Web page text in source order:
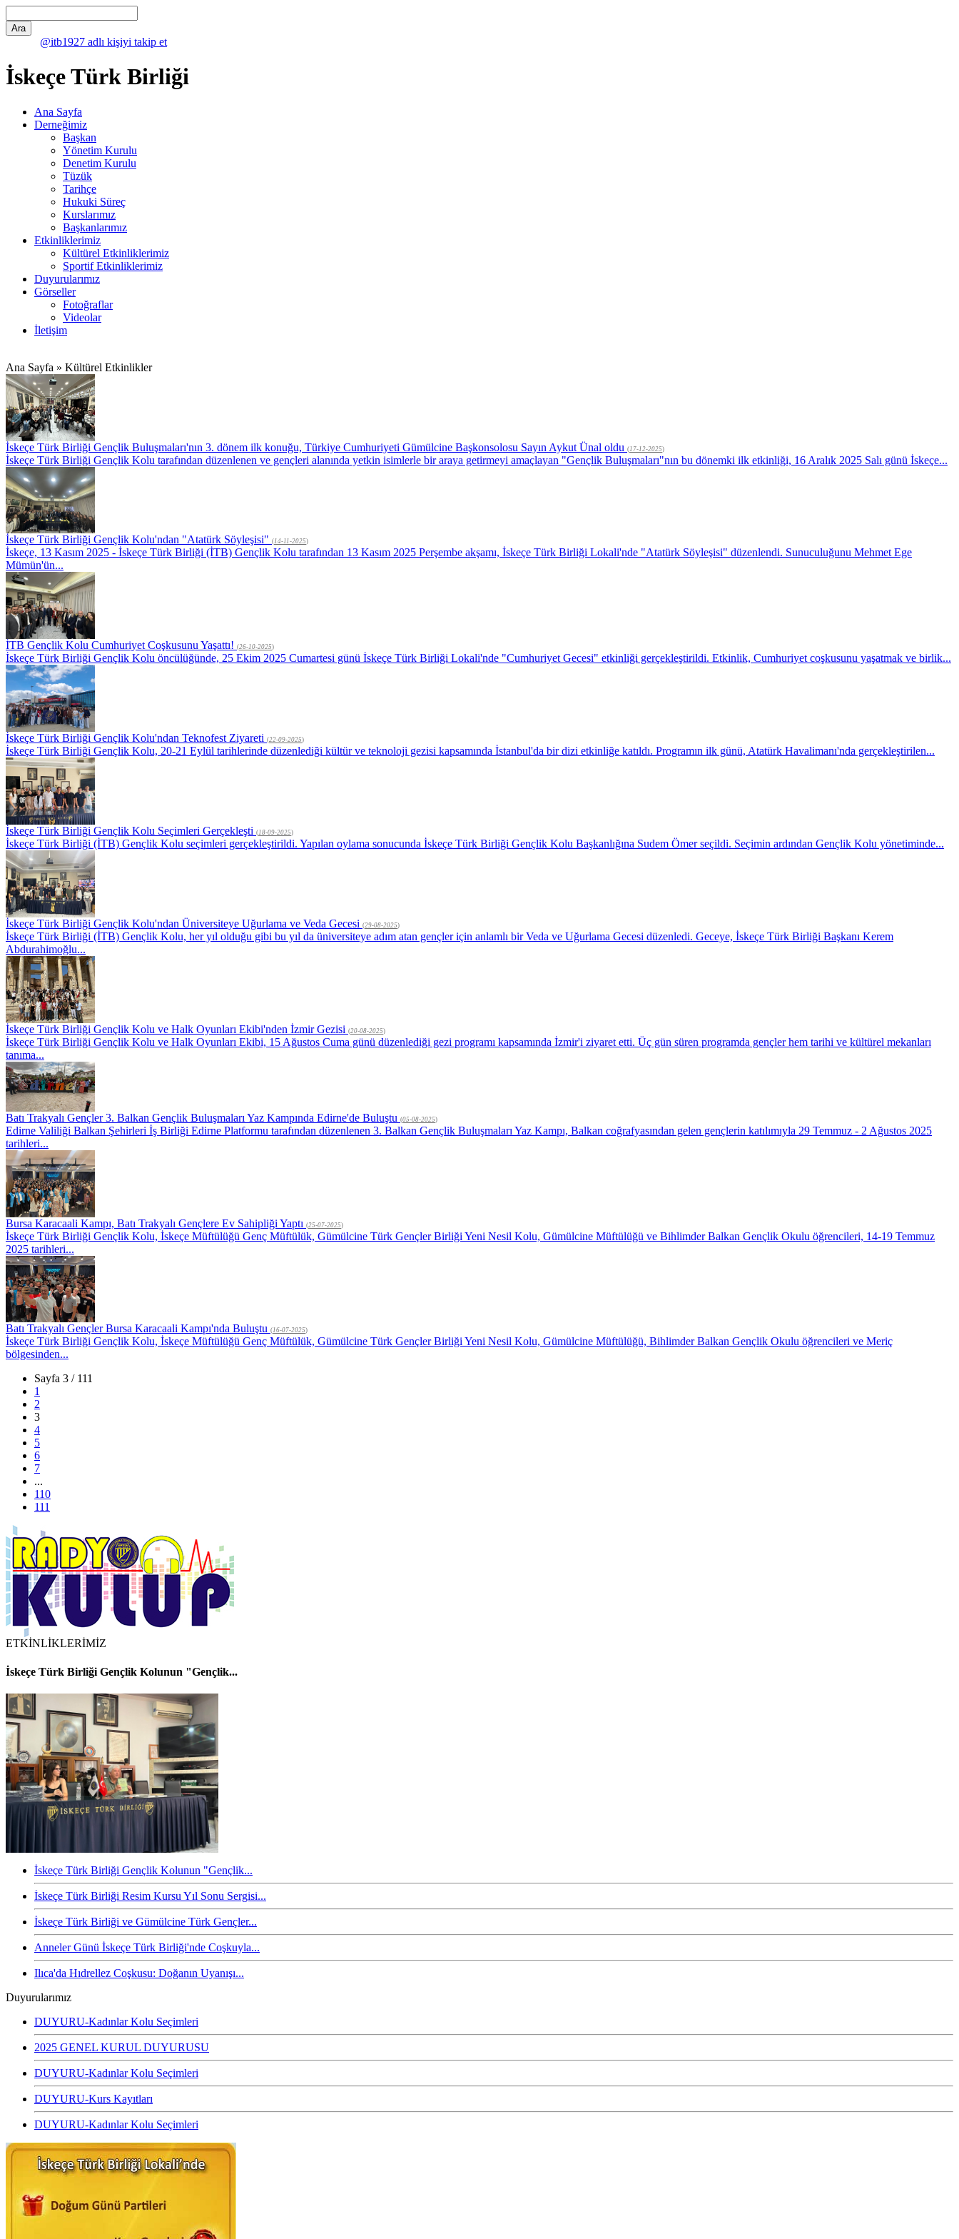
@itb1927 adlı kişiyi takip et
İskeçe Türk Birliği
Ana Sayfa
Derneğimiz
Başkan
Yönetim Kurulu
Denetim Kurulu
Tüzük
Tarihçe
Hukuki Süreç
Kurslarımız
Başkanlarımız
Etkinliklerimiz
Kültürel Etkinliklerimiz
Sportif Etkinliklerimiz
Duyurularımız
Görseller
Fotoğraflar
Videolar
İletişim
Ana Sayfa » Kültürel Etkinlikler
İskeçe Türk Birliği Gençlik Buluşmaları'nın 3. dönem ilk konuğu, Türkiye Cumhuriyeti Gümülcine Başkonsolosu Sayın Aykut Ünal oldu (17-12-2025)
İskeçe Türk Birliği Gençlik Kolu tarafından düzenlenen ve gençleri alanında yetkin isimlerle bir araya getirmeyi amaçlayan "Gençlik Buluşmaları"nın bu dönemki ilk etkinliği, 16 Aralık 2025 Salı günü İskeçe...
İskeçe Türk Birliği Gençlik Kolu'ndan "Atatürk Söyleşisi" (14-11-2025)
İskeçe, 13 Kasım 2025 - İskeçe Türk Birliği (İTB) Gençlik Kolu tarafından 13 Kasım 2025 Perşembe akşamı, İskeçe Türk Birliği Lokali'nde "Atatürk Söyleşisi" düzenlendi. Sunuculuğunu Mehmet Ege
Mümün'ün...
İTB Gençlik Kolu Cumhuriyet Coşkusunu Yaşattı! (26-10-2025)
İskeçe Türk Birliği Gençlik Kolu öncülüğünde, 25 Ekim 2025 Cumartesi günü İskeçe Türk Birliği Lokali'nde "Cumhuriyet Gecesi" etkinliği gerçekleştirildi. Etkinlik, Cumhuriyet coşkusunu yaşatmak ve birlik...
İskeçe Türk Birliği Gençlik Kolu'ndan Teknofest Ziyareti (22-09-2025)
İskeçe Türk Birliği Gençlik Kolu, 20-21 Eylül tarihlerinde düzenlediği kültür ve teknoloji gezisi kapsamında İstanbul'da bir dizi etkinliğe katıldı. Programın ilk günü, Atatürk Havalimanı'nda gerçekleştirilen...
İskeçe Türk Birliği Gençlik Kolu Seçimleri Gerçekleşti (18-09-2025)
İskeçe Türk Birliği (İTB) Gençlik Kolu seçimleri gerçekleştirildi. Yapılan oylama sonucunda İskeçe Türk Birliği Gençlik Kolu Başkanlığına Sudem Ömer seçildi. Seçimin ardından Gençlik Kolu yönetiminde...
İskeçe Türk Birliği Gençlik Kolu'ndan Üniversiteye Uğurlama ve Veda Gecesi (29-08-2025)
İskeçe Türk Birliği (İTB) Gençlik Kolu, her yıl olduğu gibi bu yıl da üniversiteye adım atan gençler için anlamlı bir Veda ve Uğurlama Gecesi düzenledi. Geceye, İskeçe Türk Birliği Başkanı Kerem
Abdurahimoğlu...
İskeçe Türk Birliği Gençlik Kolu ve Halk Oyunları Ekibi'nden İzmir Gezisi (20-08-2025)
İskeçe Türk Birliği Gençlik Kolu ve Halk Oyunları Ekibi, 15 Ağustos Cuma günü düzenlediği gezi programı kapsamında İzmir'i ziyaret etti. Üç gün süren programda gençler hem tarihi ve kültürel mekanları
tanıma...
Batı Trakyalı Gençler 3. Balkan Gençlik Buluşmaları Yaz Kampında Edirne'de Buluştu (05-08-2025)
Edirne Valiliği Balkan Şehirleri İş Birliği Edirne Platformu tarafından düzenlenen 3. Balkan Gençlik Buluşmaları Yaz Kampı, Balkan coğrafyasından gelen gençlerin katılımıyla 29 Temmuz - 2 Ağustos 2025
tarihleri...
Bursa Karacaali Kampı, Batı Trakyalı Gençlere Ev Sahipliği Yaptı (25-07-2025)
İskeçe Türk Birliği Gençlik Kolu, İskeçe Müftülüğü Genç Müftülük, Gümülcine Türk Gençler Birliği Yeni Nesil Kolu, Gümülcine Müftülüğü ve Bihlimder Balkan Gençlik Okulu öğrencileri, 14-19 Temmuz
2025 tarihleri...
Batı Trakyalı Gençler Bursa Karacaali Kampı'nda Buluştu (16-07-2025)
İskeçe Türk Birliği Gençlik Kolu, İskeçe Müftülüğü Genç Müftülük, Gümülcine Türk Gençler Birliği Yeni Nesil Kolu, Gümülcine Müftülüğü, Bihlimder Balkan Gençlik Okulu öğrencileri ve Meriç
bölgesinden...
Sayfa 3 / 111
1
2
3
4
5
6
7
...
110
111
ETKİNLİKLERİMİZ
İskeçe Türk Birliği Gençlik Kolunun "Gençlik...
İskeçe Türk Birliği Gençlik Kolunun "Gençlik...
İskeçe Türk Birliği Resim Kursu Yıl Sonu Sergisi...
İskeçe Türk Birliği ve Gümülcine Türk Gençler...
Anneler Günü İskeçe Türk Birliği'nde Coşkuyla...
Ilıca'da Hıdrellez Coşkusu: Doğanın Uyanışı...
Duyurularımız
DUYURU-Kadınlar Kolu Seçimleri
2025 GENEL KURUL DUYURUSU
DUYURU-Kadınlar Kolu Seçimleri
DUYURU-Kurs Kayıtları
DUYURU-Kadınlar Kolu Seçimleri